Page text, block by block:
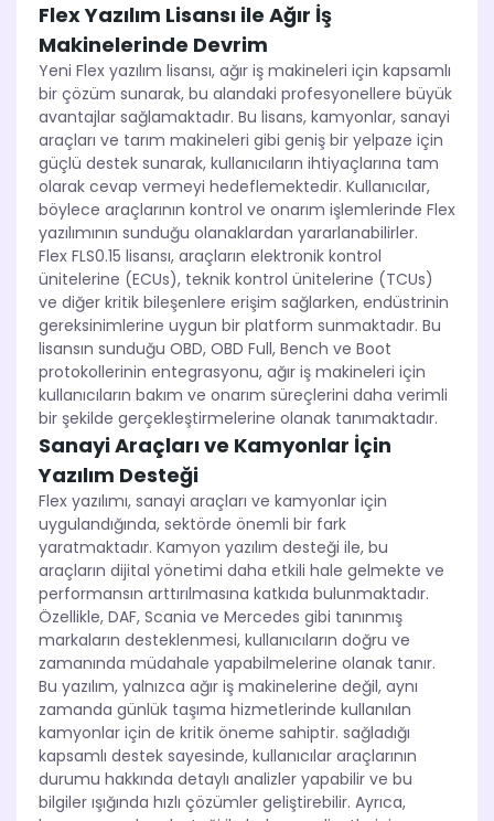
Flex Yazılım Lisansı ile Ağır İş
Makinelerinde Devrim
Yeni Flex yazılım lisansı, ağır iş makineleri için kapsamlı
bir çözüm sunarak, bu alandaki profesyonellere büyük
avantajlar sağlamaktadır. Bu lisans, kamyonlar, sanayi
araçları ve tarım makineleri gibi geniş bir yelpaze için
güçlü destek sunarak, kullanıcıların ihtiyaçlarına tam
olarak cevap vermeyi hedeflemektedir. Kullanıcılar,
böylece araçlarının kontrol ve onarım işlemlerinde Flex
yazılımının sunduğu olanaklardan yararlanabilirler.
Flex FLS0.15 lisansı, araçların elektronik kontrol
ünitelerine (ECUs), teknik kontrol ünitelerine (TCUs)
ve diğer kritik bileşenlere erişim sağlarken, endüstrinin
gereksinimlerine uygun bir platform sunmaktadır. Bu
lisansın sunduğu OBD, OBD Full, Bench ve Boot
protokollerinin entegrasyonu, ağır iş makineleri için
kullanıcıların bakım ve onarım süreçlerini daha verimli
bir şekilde gerçekleştirmelerine olanak tanımaktadır.
Sanayi Araçları ve Kamyonlar İçin
Yazılım Desteği
Flex yazılımı, sanayi araçları ve kamyonlar için
uygulandığında, sektörde önemli bir fark
yaratmaktadır. Kamyon yazılım desteği ile, bu
araçların dijital yönetimi daha etkili hale gelmekte ve
performansın arttırılmasına katkıda bulunmaktadır.
Özellikle, DAF, Scania ve Mercedes gibi tanınmış
markaların desteklenmesi, kullanıcıların doğru ve
zamanında müdahale yapabilmelerine olanak tanır.
Bu yazılım, yalnızca ağır iş makinelerine değil, aynı
zamanda günlük taşıma hizmetlerinde kullanılan
kamyonlar için de kritik öneme sahiptir. sağladığı
kapsamlı destek sayesinde, kullanıcılar araçlarının
durumu hakkında detaylı analizler yapabilir ve bu
bilgiler ışığında hızlı çözümler geliştirebilir. Ayrıca,